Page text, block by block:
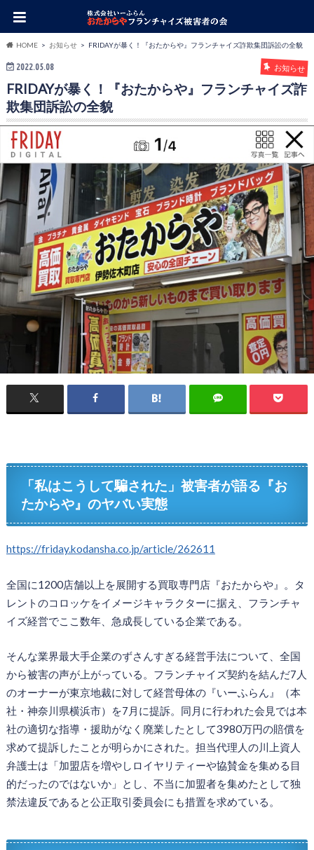
HOME お知らせ FRIDAYが暴く！『おたからや』フランチャイズ詐欺集団訴訟の全貌
2022.05.08 お知らせ
FRIDAYが暴く！『おたからや』フランチャイズ詐
欺集団訴訟の全貌
「私はこうして騙された」被害者が語る『お
たからや』のヤバい実態
https://friday.kodansha.co.jp/article/262611
全国に1200店舗以上を展開する買取専門店『おたからや』。タ
レントのコロッケをイメージキャラクターに据え、フランチャ
イズ経営でここ数年、急成長している企業である。
そんな業界最大手企業のずさんすぎる経営手法について、全国
から被害の声が上がっている。フランチャイズ契約を結んだ7人
のオーナーが東京地裁に対して経営母体の『いーふらん』（本
社・神奈川県横浜市）を7月に提訴。同月に行われた会見では本
社の適切な指導・援助がなく廃業したとして3980万円の賠償を
求めて提訴したことが明らかにされた。担当代理人の川上資人
弁護士は「加盟店を増やしロイヤリティーや協賛金を集める目
的だったのではないか」とし、不当に加盟者を集めたとして独
禁法違反であると公正取引委員会にも措置を求めている。